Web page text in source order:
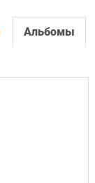
Альбомы